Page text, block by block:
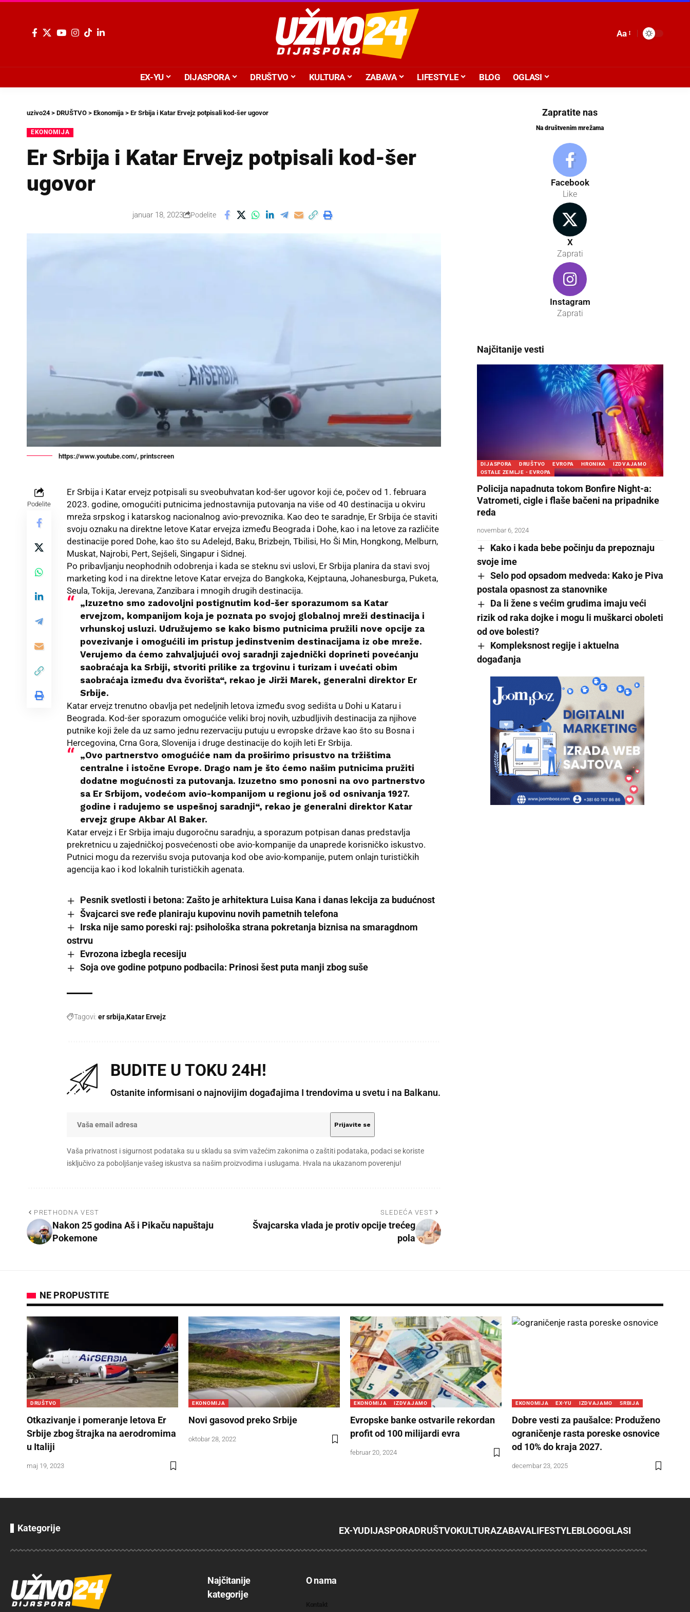
Aa
EX-YU DIJASPORA DRUŠTVO KULTURA ZABAVA LIFESTYLE BLOG OGLASI
uzivo24> DRUŠTVO > Ekonomija > Er Srbija i Katar Ervejz potpisali kod-šer ugovor
EKONOMIJA
Er Srbija i Katar Ervejz potpisali kod-šer
ugovor
januar 18, 2023 Podelite
https://www.youtube.com/, printscreen
Podelite
Er Srbija i Katar ervejz potpisali su sveobuhvatan kod-šer ugovor koji će, počev od 1. februara
2023. godine, omogućiti putnicima jednostavnija putovanja na više od 40 destinacija u okviru
mreža srpskog i katarskog nacionalnog avio-prevoznika. Kao deo te saradnje, Er Srbija će staviti
svoju oznaku na direktne letove Katar ervejza između Beograda i Dohe, kao i na letove za različite
destinacije pored Dohe, kao što su Adelejd, Baku, Brizbejn, Tbilisi, Ho Ši Min, Hongkong, Melburn,
Muskat, Najrobi, Pert, Sejšeli, Singapur i Sidnej.
Po pribavljanju neophodnih odobrenja i kada se steknu svi uslovi, Er Srbija planira da stavi svoj
marketing kod i na direktne letove Katar ervejza do Bangkoka, Kejptauna, Johanesburga, Puketa,
Seula, Tokija, Jerevana, Zanzibara i mnogih drugih destinacija.
„Izuzetno smo zadovoljni postignutim kod-šer sporazumom sa Katar
ervejzom, kompanijom koja je poznata po svojoj globalnoj mreži destinacija i
vrhunskoj usluzi. Udružujemo se kako bismo putnicima pružili nove opcije za
povezivanje i omogućili im pristup jedinstvenim destinacijama iz obe mreže.
Verujemo da ćemo zahvaljujući ovoj saradnji zajednički doprineti povećanju
saobraćaja ka Srbiji, stvoriti prilike za trgovinu i turizam i uvećati obim
saobraćaja između dva čvorišta“, rekao je Jirži Marek, generalni direktor Er
Srbije.
Katar ervejz trenutno obavlja pet nedeljnih letova između svog sedišta u Dohi u Kataru i
Beograda. Kod-šer sporazum omogućiće veliki broj novih, uzbudljivih destinacija za njihove
putnike koji žele da uz samo jednu rezervaciju putuju u evropske države kao što su Bosna i
Hercegovina, Crna Gora, Slovenija i druge destinacije do kojih leti Er Srbija.
„Ovo partnerstvo omogućiće nam da proširimo prisustvo na tržištima
centralne i istočne Evrope. Drago nam je što ćemo našim putnicima pružiti
dodatne mogućnosti za putovanja. Izuzetno smo ponosni na ovo partnerstvo
sa Er Srbijom, vodećom avio-kompanijom u regionu još od osnivanja 1927.
godine i radujemo se uspešnoj saradnji“, rekao je generalni direktor Katar
ervejz grupe Akbar Al Baker.
Katar ervejz i Er Srbija imaju dugoročnu saradnju, a sporazum potpisan danas predstavlja
prekretnicu u zajedničkoj posvećenosti obe avio-kompanije da unaprede korisničko iskustvo.
Putnici mogu da rezervišu svoja putovanja kod obe avio-kompanije, putem onlajn turističkih
agencija kao i kod lokalnih turističkih agenata.
Pesnik svetlosti i betona: Zašto je arhitektura Luisa Kana i danas lekcija za budućnost
Švajcarci sve ređe planiraju kupovinu novih pametnih telefona
Irska nije samo poreski raj: psihološka strana pokretanja biznisa na smaragdnom
ostrvu
Evrozona izbegla recesiju
Soja ove godine potpuno podbacila: Prinosi šest puta manji zbog suše
Tagovi: er srbija Katar Ervejz
BUDITE U TOKU 24H!
Ostanite informisani o najnovijim događajima I trendovima u svetu i na Balkanu.
Vaša privatnost i sigurnost podataka su u skladu sa svim važećim zakonima o zaštiti podataka, podaci se koriste
isključivo za poboljšanje vašeg iskustva sa našim proizvodima i uslugama. Hvala na ukazanom poverenju!
PRETHODNA VEST
Nakon 25 godina Aš i Pikaču napuštaju
Pokemone
SLEDEĆA VEST
Švajcarska vlada je protiv opcije trećeg
pola
Zapratite nas
Na društvenim mrežama
Facebook
Like
X
Zaprati
Instagram
Zaprati
Najčitanije vesti
DIJASPORA DRUŠTVO EVROPA HRONIKA
IZDVAJAMO
OSTALE ZEMLJE - EVROPA
Policija napadnuta tokom Bonfire Night-a:
Vatrometi, cigle i flaše bačeni na pripadnike
reda
novembar 6, 2024
Kako i kada bebe počinju da prepoznaju
svoje ime
Selo pod opsadom medveda: Kako je Piva
postala opasnost za stanovnike
Da li žene s većim grudima imaju veći
rizik od raka dojke i mogu li muškarci oboleti
od ove bolesti?
Kompleksnost regije i aktuelna
događanja
NE PROPUSTITE
DRUŠTVO
Otkazivanje i pomeranje letova Er
Srbije zbog štrajka na aerodromima
u Italiji
maj 19, 2023
EKONOMIJA
Novi gasovod preko Srbije
oktobar 28, 2022
EKONOMIJA IZDVAJAMO
Evropske banke ostvarile rekordan
profit od 100 milijardi evra
februar 20, 2024
EKONOMIJA EX-YU IZDVAJAMO SRBIJA
Dobre vesti za paušalce: Produženo
ograničenje rasta poreske osnovice
od 10% do kraja 2027.
decembar 23, 2025
Kategorije EX-YUDIJASPORADRUŠTVOKULTURAZABAVALIFESTYLEBLOGOGLASI
Najčitanije
kategorije
O nama